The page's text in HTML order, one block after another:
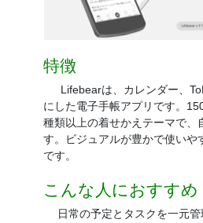
特徴
Lifebearは、カレンダー、
にした電子手帳アプリです。
種類以上の着せかえテーマで、
す。ビジュアルが豊かで使いや
です。
こんな人におすすめ
日常の予定とタスクを一元